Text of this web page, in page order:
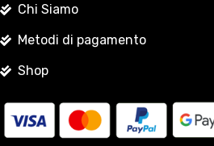
Chi Siamo
Metodi di pagamento
Shop